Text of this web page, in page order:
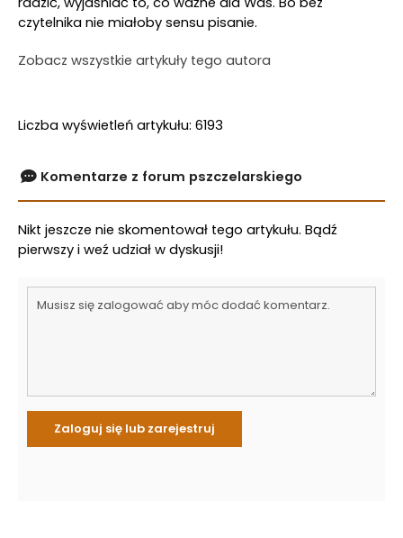
czytelnika nie miałoby sensu pisanie.
Zobacz wszystkie artykuły tego autora
Liczba wyświetleń artykułu: 6193
Komentarze z forum pszczelarskiego
Nikt jeszcze nie skomentował tego artykułu. Bądź
pierwszy i weź udział w dyskusji!